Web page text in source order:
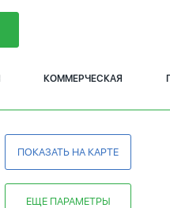
КОММЕРЧЕСКАЯ
ПОКАЗАТЬ НА КАРТЕ
ЕЩЕ ПАРАМЕТРЫ